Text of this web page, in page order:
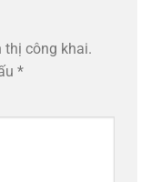
thị công khai.
*